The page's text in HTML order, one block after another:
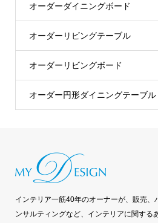
オーダーダイニングボード
オーダーリビングテーブル
オーダーリビングボード
オーダー円形ダイニングテーブル
インテリア一筋40年のオーナーが、販売、
ンサルティングなど、インテリアに関する